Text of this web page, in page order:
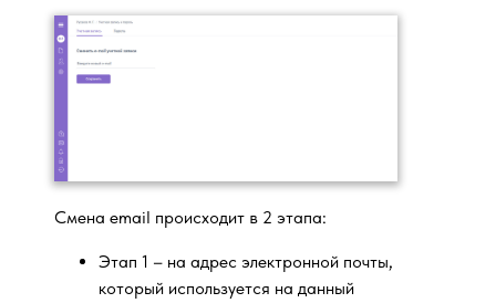
Смена email происходит в 2 этапа:
Этап 1 – на адрес электронной почты,
который используется на данный